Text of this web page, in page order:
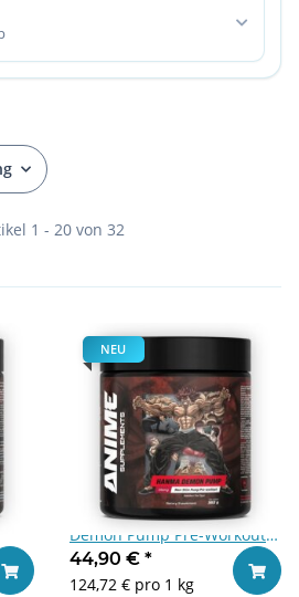
1 - 20 von 32
In den Warenkorb
NEU
Anime Supplements Hanma
Demon Pump Pre-Workout
360g Cherry
44,90 € *
124,72 € pro 1 kg
In